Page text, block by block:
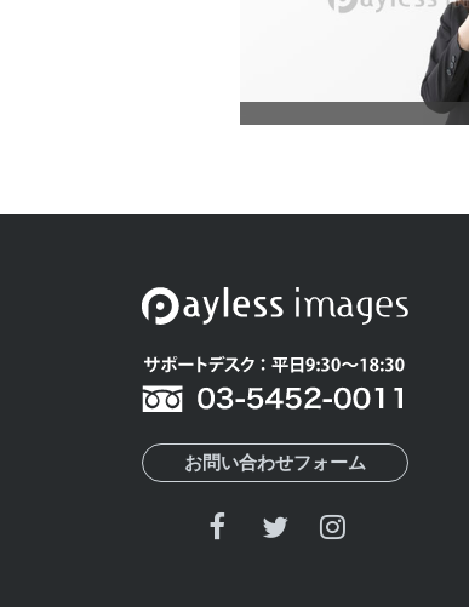
お問い合わせフォーム